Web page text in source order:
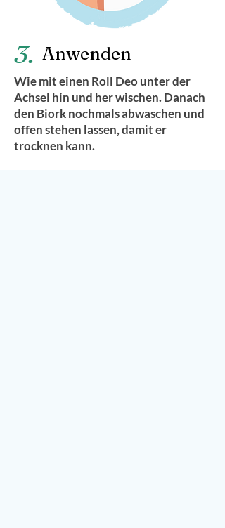
3. Anwenden
Wie mit einen Roll Deo unter der
Achsel hin und her wischen. Danach
den Biork nochmals abwaschen und
offen stehen lassen, damit er
trocknen kann.